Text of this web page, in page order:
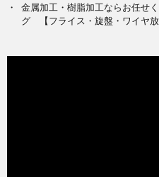
金属加工・樹脂加工ならお任せ
グ 【フライス・旋盤・ワイヤ放